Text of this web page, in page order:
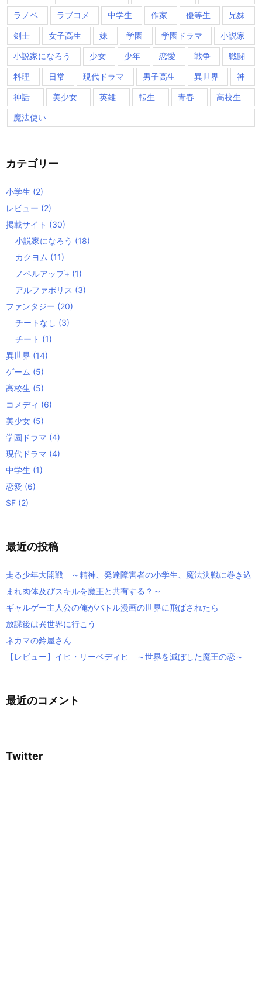
ラノベ ラブコメ 中学生 作家 優等生 兄妹
剣士 女子高生 妹 学園 学園ドラマ 小説家
小説家になろう 少女 少年 恋愛 戦争 戦闘
料理 日常 現代ドラマ 男子高生 異世界 神
神話 美少女 英雄 転生 青春 高校生
魔法使い
カテゴリー
小学生 (2)
レビュー (2)
掲載サイト (30)
小説家になろう (18)
カクヨム (11)
ノベルアップ+ (1)
アルファポリス (3)
ファンタジー (20)
チートなし (3)
チート (1)
異世界 (14)
ゲーム (5)
高校生 (5)
コメディ (6)
美少女 (5)
学園ドラマ (4)
現代ドラマ (4)
中学生 (1)
恋愛 (6)
SF (2)
最近の投稿
走る少年大開戦 ～精神、発達障害者の小学生、魔法決戦に巻き込
まれ肉体及びスキルを魔王と共有する？～
ギャルゲー主人公の俺がバトル漫画の世界に飛ばされたら
放課後は異世界に行こう
ネカマの鈴屋さん
【レビュー】イヒ・リーベディヒ ～世界を滅ぼした魔王の恋～
最近のコメント
Twitter